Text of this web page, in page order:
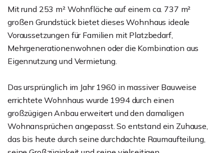
Mit rund 253 m² Wohnfläche auf einem ca. 737 m²
großen Grundstück bietet dieses Wohnhaus ideale
Voraussetzungen für Familien mit Platzbedarf,
Mehrgenerationenwohnen oder die Kombination aus
Eigennutzung und Vermietung.
Das ursprünglich im Jahr 1960 in massiver Bauweise
errichtete Wohnhaus wurde 1994 durch einen
großzügigen Anbau erweitert und den damaligen
Wohnansprüchen angepasst. So entstand ein Zuhause,
das bis heute durch seine durchdachte Raumaufteilung,